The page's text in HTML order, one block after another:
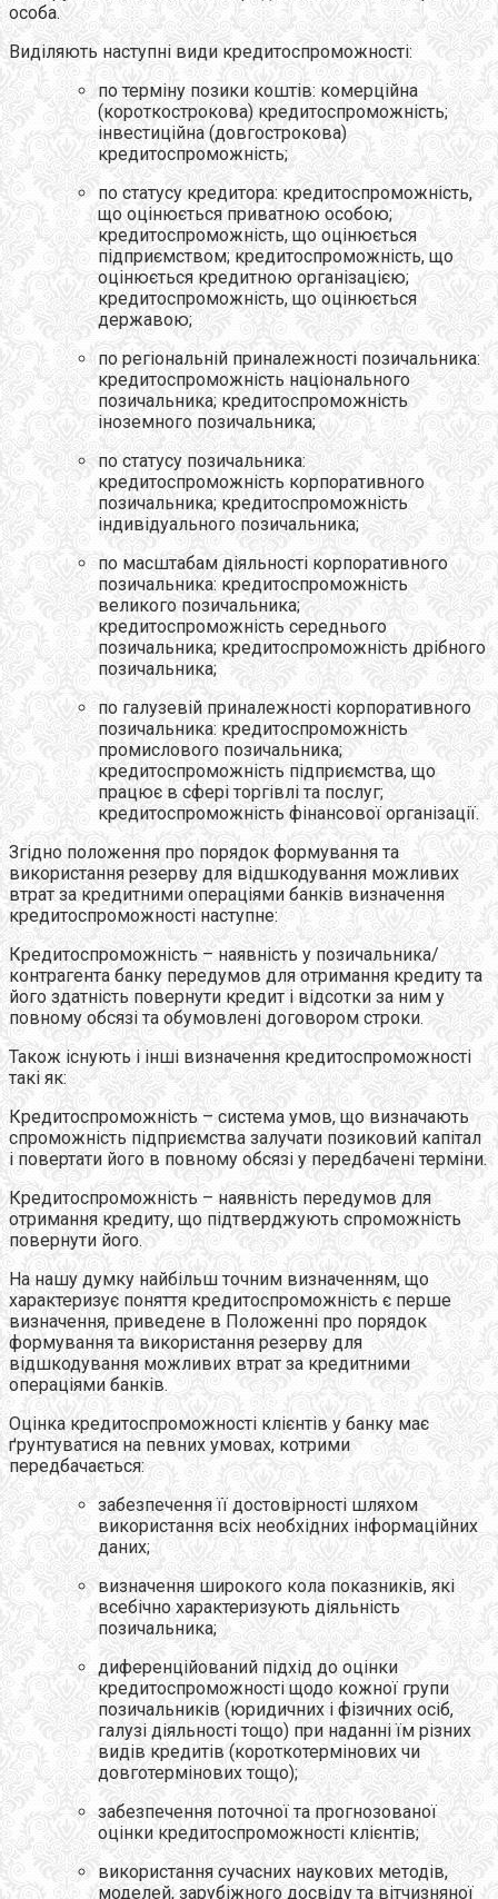
особа.
Виділяють наступні види кредитоспроможності:
по терміну позики коштів: комерційна
(короткострокова) кредитоспроможність;
інвестиційна (довгострокова)
кредитоспроможність;
по статусу кредитора: кредитоспроможність,
що оцінюється приватною особою;
кредитоспроможність, що оцінюється
підприємством; кредитоспроможність, що
оцінюється кредитною організацією;
кредитоспроможність, що оцінюється
державою;
по регіональній приналежності позичальника:
кредитоспроможність національного
позичальника; кредитоспроможність
іноземного позичальника;
по статусу позичальника:
кредитоспроможність корпоративного
позичальника; кредитоспроможність
індивідуального позичальника;
по масштабам діяльності корпоративного
позичальника: кредитоспроможність
великого позичальника;
кредитоспроможність середнього
позичальника; кредитоспроможність дрібного
позичальника;
по галузевій приналежності корпоративного
позичальника: кредитоспроможність
промислового позичальника;
кредитоспроможність підприємства, що
працює в сфері торгівлі та послуг;
кредитоспроможність фінансової організації.
Згідно положення про порядок формування та
використання резерву для відшкодування можливих
втрат за кредитними операціями банків визначення
кредитоспроможності наступне:
Кредитоспроможність – наявність у позичальника/
контрагента банку передумов для отримання кредиту та
його здатність повернути кредит і відсотки за ним у
повному обсязі та обумовлені договором строки.
Також існують і інші визначення кредитоспроможності
такі як:
Кредитоспроможність – система умов, що визначають
спроможність підприємства залучати позиковий капітал
і повертати його в повному обсязі у передбачені терміни.
Кредитоспроможність – наявність передумов для
отримання кредиту, що підтверджують спроможність
повернути його.
На нашу думку найбільш точним визначенням, що
характеризує поняття кредитоспроможність є перше
визначення, приведене в Положенні про порядок
формування та використання резерву для
відшкодування можливих втрат за кредитними
операціями банків.
Оцінка кредитоспроможності клієнтів у банку має
ґрунтуватися на певних умовах, котрими
передбачається:
забезпечення її достовірності шляхом
використання всіх необхідних інформаційних
даних;
визначення широкого кола показників, які
всебічно характеризують діяльність
позичальника;
диференційований підхід до оцінки
кредитоспроможності щодо кожної групи
позичальників (юридичних і фізичних осіб,
галузі діяльності тощо) при наданні їм різних
видів кредитів (короткотермінових чи
довготермінових тощо);
забезпечення поточної та прогнозованої
оцінки кредитоспроможності клієнтів;
використання сучасних наукових методів,
моделей, зарубіжного досвіду та вітчизняної